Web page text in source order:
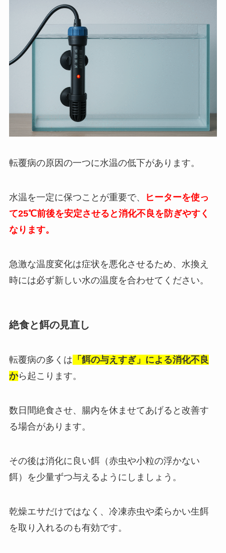
転覆病の原因の一つに水温の低下があります。
水温を一定に保つことが重要で、
ヒーターを使っ
て25℃前後を安定させると消化不良を防ぎやすく
なります。
急激な温度変化は症状を悪化させるため、水換え
時には必ず新しい水の温度を合わせてください。
絶食と餌の見直し
転覆病の多くは 「餌の与えすぎ」による消化不良
から起こります。
数日間絶食させ、腸内を休ませてあげると改善す
る場合があります。
その後は消化に良い餌（赤虫や小粒の浮かない
餌）を少量ずつ与えるようにしましょう。
乾燥エサだけではなく、冷凍赤虫や柔らかい生餌
を取り入れるのも有効です。